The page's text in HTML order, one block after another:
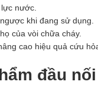
nước.
khi đang sử dụng.
của vòi chữa cháy.
cao hiệu quả cứu
đầu